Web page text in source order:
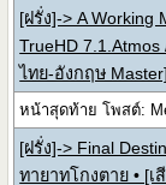
[ฝรั่ง]-> A Working
TrueHD
ไทย-อังกฤษ
หน้าสุดท้าย โพสต์:
[ฝรั่ง]-> Final
ทายาทโกงตาย • [เ